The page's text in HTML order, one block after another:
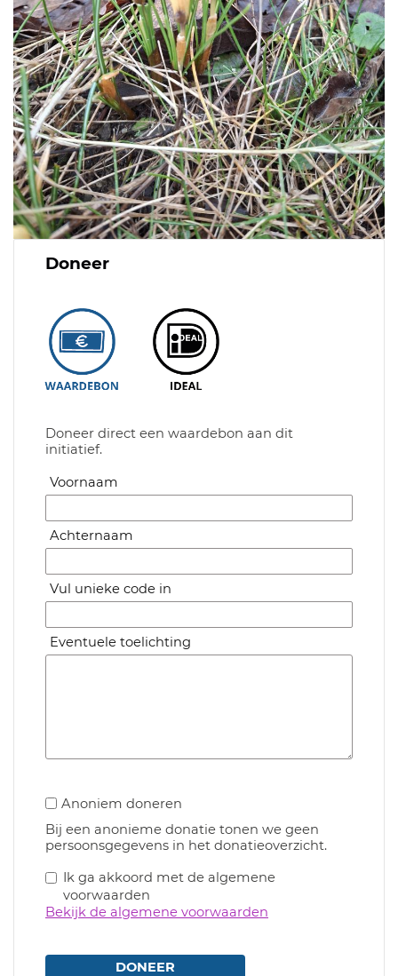
Doneer
Doneer direct een waardebon aan dit
initiatief.
Voornaam
Achternaam
Vul unieke code in
Eventuele toelichting
Anoniem doneren
Bij een anonieme donatie tonen we geen
persoonsgegevens in het donatieoverzicht.
Ik ga akkoord met de algemene
voorwaarden
Bekijk de algemene voorwaarden
DONEER